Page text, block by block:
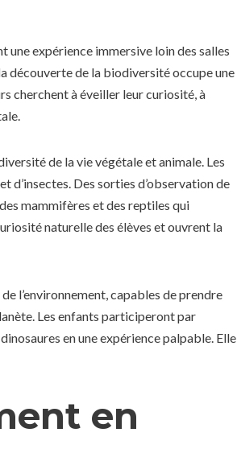
une expérience immersive loin des salles
découverte de la biodiversité occupe une
cherchent à éveiller leur curiosité, à
de la vie végétale et animale. Les
d’insectes. Des sorties d’observation de
mammifères et des reptiles qui
naturelle des élèves et ouvrent la
l’environnement, capables de prendre
Les enfants participeront par
en une expérience palpable. Elle
en